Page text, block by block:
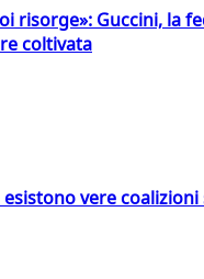
risorge»: Guccini, la
coltivata
vere coalizioni